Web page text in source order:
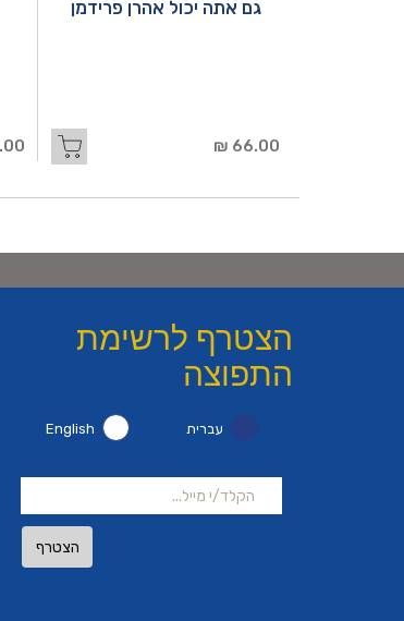
גם אתה יכול אהרן פרידמן
66.00 ₪
₪
הצטרף לרשימת
התפוצה
עברית English
הצטרף